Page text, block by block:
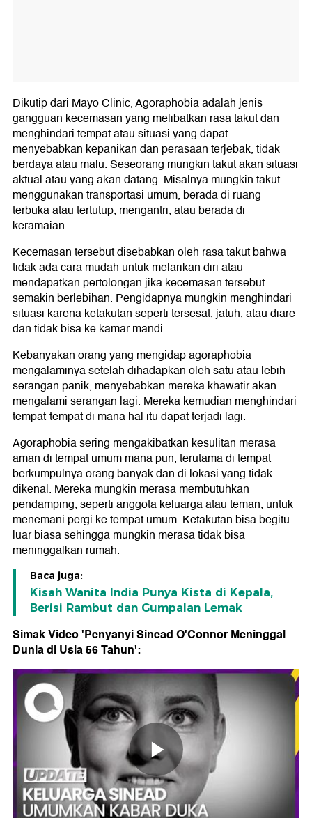
Dikutip dari Mayo Clinic, Agoraphobia adalah jenis
gangguan kecemasan yang melibatkan rasa takut dan
menghindari tempat atau situasi yang dapat
menyebabkan kepanikan dan perasaan terjebak, tidak
berdaya atau malu. Seseorang mungkin takut akan situasi
aktual atau yang akan datang. Misalnya mungkin takut
menggunakan transportasi umum, berada di ruang
terbuka atau tertutup, mengantri, atau berada di
keramaian.
Kecemasan tersebut disebabkan oleh rasa takut bahwa
tidak ada cara mudah untuk melarikan diri atau
mendapatkan pertolongan jika kecemasan tersebut
semakin berlebihan. Pengidapnya mungkin menghindari
situasi karena ketakutan seperti tersesat, jatuh, atau diare
dan tidak bisa ke kamar mandi.
Kebanyakan orang yang mengidap agoraphobia
mengalaminya setelah dihadapkan oleh satu atau lebih
serangan panik, menyebabkan mereka khawatir akan
mengalami serangan lagi. Mereka kemudian menghindari
tempat-tempat di mana hal itu dapat terjadi lagi.
Agoraphobia sering mengakibatkan kesulitan merasa
aman di tempat umum mana pun, terutama di tempat
berkumpulnya orang banyak dan di lokasi yang tidak
dikenal. Mereka mungkin merasa membutuhkan
pendamping, seperti anggota keluarga atau teman, untuk
menemani pergi ke tempat umum. Ketakutan bisa begitu
luar biasa sehingga mungkin merasa tidak bisa
meninggalkan rumah.
Baca juga:
Kisah Wanita India Punya Kista di Kepala,
Berisi Rambut dan Gumpalan Lemak
Simak Video 'Penyanyi Sinead O'Connor Meninggal
Dunia di Usia 56 Tahun':